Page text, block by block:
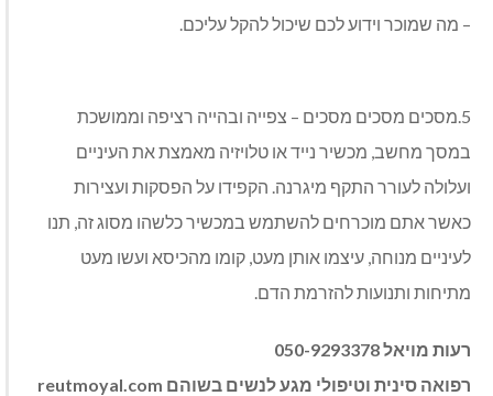
– מה שמוכר וידוע לכם שיכול להקל עליכם.
5.מסכים מסכים מסכים – צפייה ובהייה רציפה וממושכת
במסך מחשב, מכשיר נייד או טלויזיה מאמצת את העיניים
ועלולה לעורר התקף מיגרנה. הקפידו על הפסקות ועצירות
כאשר אתם מוכרחים להשתמש במכשיר כלשהו מסוג זה, תנו
לעיניים מנוחה, עיצמו אותן מעט, קומו מהכיסא ועשו מעט
מתיחות ותנועות להזרמת הדם.
רעות מויאל 050-9293378
רפואה סינית וטיפולי מגע לנשים בשוהם reutmoyal.com